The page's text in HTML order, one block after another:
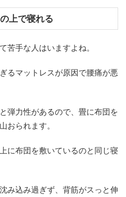
上で寝れる
苦手な人はいますよね。
るマットレスが原因で腰痛が悪
弾力性があるので、畳に布団を
おられます。
に布団を敷いているのと同じ寝
み込み過ぎず、背筋がスっと伸